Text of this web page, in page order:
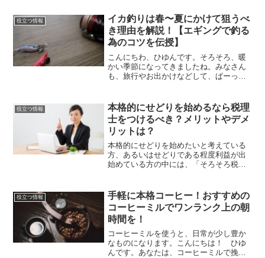
化しようか迷っている人はもちろん、会
社をやめて副業...
役立つ情報
イカ釣りは春〜夏にかけて狙うべ
き理由を解説！【エギングで釣る
為のコツを伝授】
こんにちわ、ひゆんです。そろそろ、暖
かい季節になってきましたね。みなさん
も、旅行やお出かけなどして、ぱーっ
りませんよね。。自粛だったり、倒産す
る会社が増えたり色々大変で...
役立つ情報
本格的にせどりを始めるなら税理
士をつけるべき？メリットやデメ
リットは？
本格的にせどりを始めたいと考えている
方、あるいはせどりである程度利益が出
始めている方の中には、「そろそろ税理
どりで税理士をつけるメリット、デメリ
ット、それから税理士選び...
役立つ情報
手軽に本格コーヒー！おすすめの
コーヒーミルでワンランク上の朝
時間を！
コーヒーミルを使うと、日常が少し豊か
なものになります。こんにちは！ ひゆ
んです。あなたは、コーヒーミルで挽い